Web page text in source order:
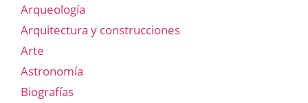
Arqueología
Arquitectura y construcciones
Arte
Astronomía
Biografías